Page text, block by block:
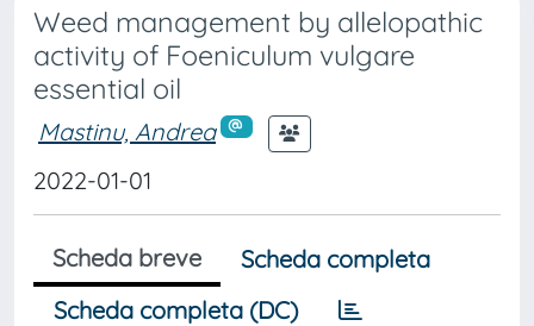
Weed management by allelopathic
activity of Foeniculum vulgare
essential oil
Mastinu, Andrea
2022-01-01
Scheda breve
Scheda completa
Scheda completa (DC)